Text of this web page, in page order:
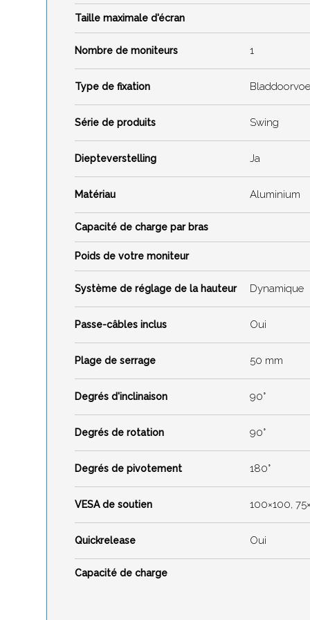
Taille maximale d'écran
Nombre de moniteurs 1
Type de fixation
Série de produits Swing
Diepteverstelling Ja
Matériau Aluminium
Capacité de charge par bras
Poids de votre moniteur
Système de réglage de la hauteur Dynamique
Passe-câbles inclus Oui
Plage de serrage 50 mm
Degrés d'inclinaison 90°
Degrés de rotation 90°
Degrés de pivotement 180°
VESA de soutien 100×100,
Quickrelease Oui
Capacité de charge